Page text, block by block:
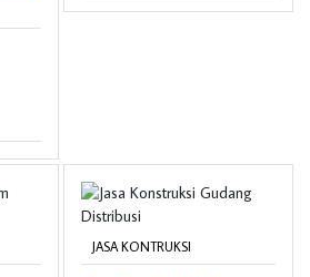
JASA KONTRUKSI